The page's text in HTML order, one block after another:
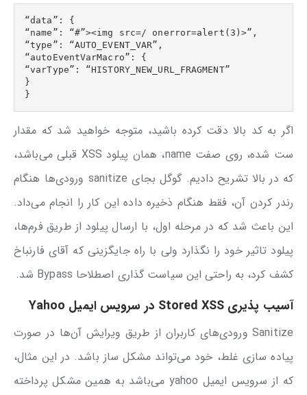
“data”: {
“name”: “#”><img src=/ onerror=alert(3)>”,
“type”: “AUTO_EVENT_VAR”,
“autoEventVarMacro”: {
“varType”: “HISTORY_NEW_URL_FRAGMENT”
}
}
اگر به کد بالا دقت کرده باشید، متوجه خواهید شد که مقدار
ست شده، روی صفت name، همان پیلود XSS قبلی می‌باشد،
که در بالا تشریح دادیم. گوگل بجای sanitize ورودی‌ها هنگام
رندر کردن آن، فقط هنگام ذخیره داده این کار را انجام می‌داد.
این باعث شد که در مرحله اول، با ارسال پیلود از طریق فرم‌ها،
پیلود تاثیر خود را نگذارد ولی با راه جایگزینی که آقای فارنباخ
کشف کرد، به راحتی این سیاست گذاری اصطلاحا Bypass شد.
آسیب پذیریStored XSS در سرویس ایمیل Yahoo
Sanitize ورودی‌های کاربران از طریق ویرایش آن‌ها در صورت
پیاده سازی غلط، خود می‌تواند مشکل ساز باشد. در این مثال،
که از سرویس ایمیل yahoo می‌باشد به همین مشکل پرداخته